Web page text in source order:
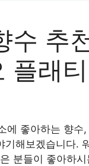
수 추
플래
에 좋아하는 향
해보겠습니다.
분들이 좋아하